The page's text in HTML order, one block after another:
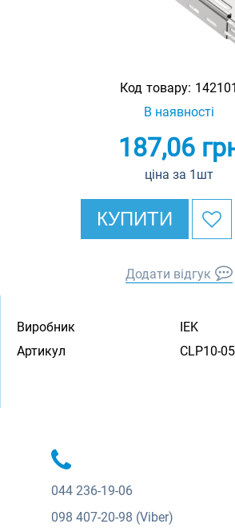
Код товару: 142101
В наявності
187,06
ціна за 1шт
КУПИТИ
Додати відгук
Виробник
IEK
Артикул
CLP10-
044 236-19-06
098 407-20-98 (Viber)